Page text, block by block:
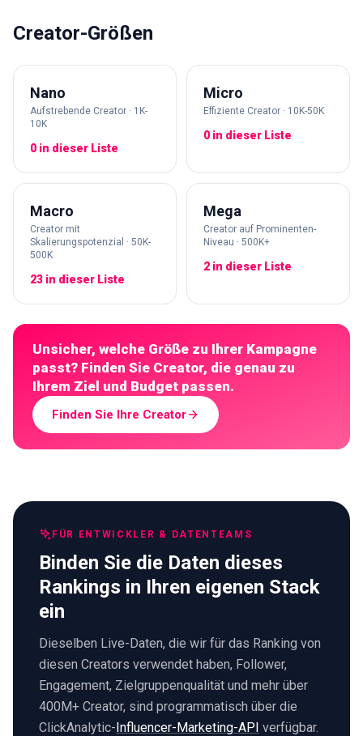
Creator-Größen
Nano
Aufstrebende Creator · 1K-
10K
0 in dieser Liste
Micro
Effiziente Creator · 10K-50K
0 in dieser Liste
Macro
Creator mit
Skalierungspotenzial · 50K-
500K
23 in dieser Liste
Mega
Creator auf Prominenten-
Niveau · 500K+
2 in dieser Liste
Unsicher, welche Größe zu Ihrer Kampagne
passt? Finden Sie Creator, die genau zu
Ihrem Ziel und Budget passen.
Finden Sie Ihre Creator
FÜR ENTWICKLER & DATENTEAMS
Binden Sie die Daten dieses
Rankings in Ihren eigenen Stack
ein
Dieselben Live-Daten, die wir für das Ranking von
diesen Creators verwendet haben, Follower,
Engagement, Zielgruppenqualität und mehr über
400M+ Creator, sind programmatisch über die
ClickAnalytic-Influencer-Marketing-API verfügbar.